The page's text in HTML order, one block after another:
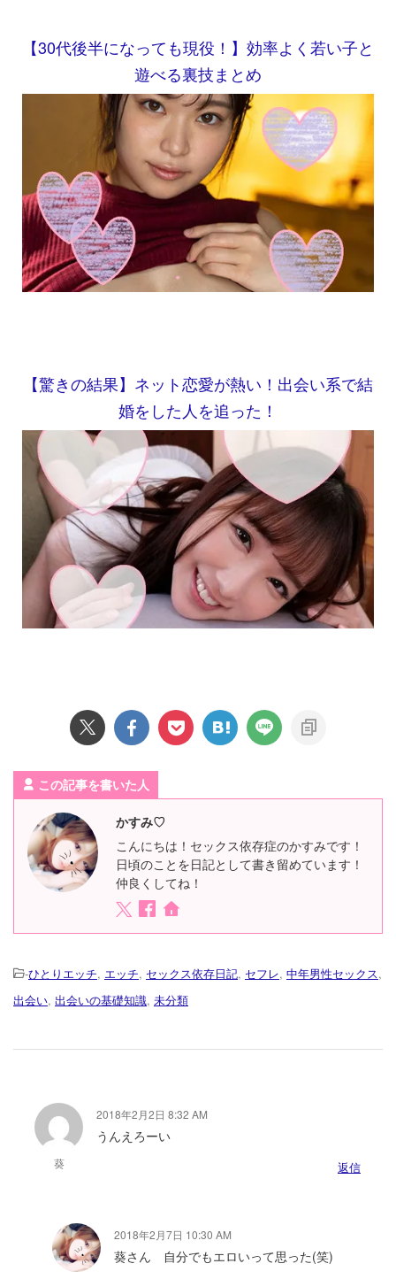
【30代後半になっても現役！】効率よく若い子と
遊べる裏技まとめ
【驚きの結果】ネット恋愛が熱い！出会い系で結
婚をした人を追った！
この記事を書いた人
かすみ♡
こんにちは！セックス依存症のかすみです！
日頃のことを日記として書き留めています！
仲良くしてね！
-ひとりエッチ, エッチ, セックス依存日記, セフレ, 中年男性セックス,
出会い, 出会いの基礎知識, 未分類
葵
2018年2月2日 8:32 AM
うんえろーい
返信
2018年2月7日 10:30 AM
葵さん 自分でもエロいって思った(笑)